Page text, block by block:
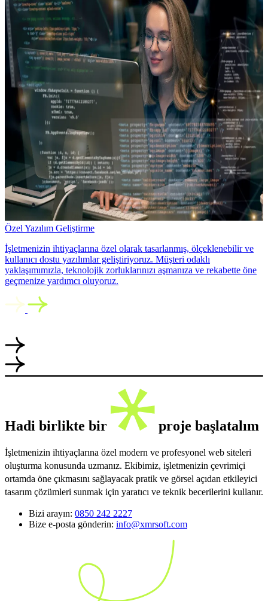
Özel Yazılım Geliştirme
İşletmenizin ihtiyaçlarına özel olarak tasarlanmış, ölçeklenebilir ve
kullanıcı dostu yazılımlar geliştiriyoruz. Müşteri odaklı
yaklaşımımızla, teknolojik zorluklarınızı aşmanıza ve rekabette öne
geçmenize yardımcı oluyoruz.
Hadi birlikte bir proje başlatalım
İşletmenizin ihtiyaçlarına özel modern ve profesyonel web siteleri
oluşturma konusunda uzmanız. Ekibimiz, işletmenizin çevrimiçi
ortamda öne çıkmasını sağlayacak pratik ve görsel açıdan etkileyici
tasarım çözümleri sunmak için yaratıcı ve teknik becerilerini kullanır.
Bizi arayın: 0850 242 2227
Bize e-posta gönderin: info@xmrsoft.com